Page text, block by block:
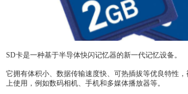
SD卡是一种基于半导体快闪记忆器的新一代记忆设备。
它拥有体积小、数据传输速度快、可热插拔等优良特性
上使用，例如数码相机、手机和多媒体播放器等。